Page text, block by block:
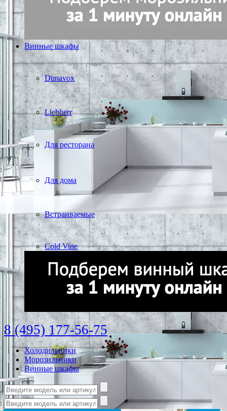
Винные шкафы
Dunavox
Liebherr
Для ресторана
Для дома
Встраиваемые
Cold Vine
8 (495) 177-56-75
Холодильники
Морозильники
Винные шкафы